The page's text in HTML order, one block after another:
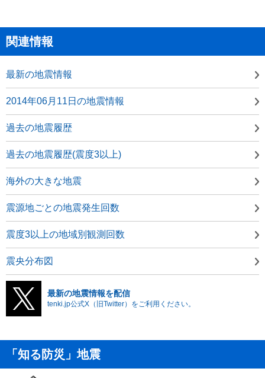
関連情報
最新の地震情報
2014年06月11日の地震情報
過去の地震履歴
過去の地震履歴(震度3以上)
海外の大きな地震
震源地ごとの地震発生回数
震度3以上の地域別観測回数
震央分布図
最新の地震情報を配信
tenki.jp公式X（旧Twitter）をご利用ください。
「知る防災」地震